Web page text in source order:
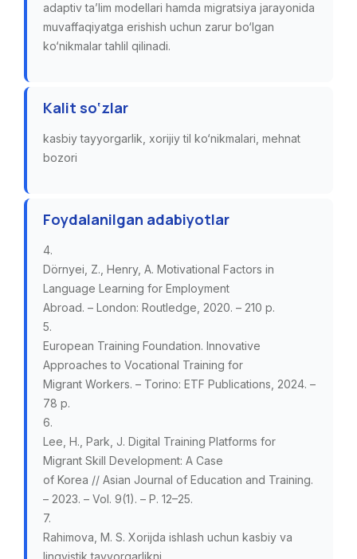
adaptiv ta’lim modellari hamda migratsiya jarayonida
muvaffaqiyatga erishish uchun zarur bo‘lgan
ko‘nikmalar tahlil qilinadi.
Kalit so‘zlar
kasbiy tayyorgarlik, xorijiy til ko‘nikmalari, mehnat
bozori
Foydalanilgan adabiyotlar
4.
Dörnyei, Z., Henry, A. Motivational Factors in
Language Learning for Employment
Abroad. – London: Routledge, 2020. – 210 p.
5.
European Training Foundation. Innovative
Approaches to Vocational Training for
Migrant Workers. – Torino: ETF Publications, 2024. –
78 p.
6.
Lee, H., Park, J. Digital Training Platforms for
Migrant Skill Development: A Case
of Korea // Asian Journal of Education and Training.
– 2023. – Vol. 9(1). – P. 12–25.
7.
Rahimova, M. S. Xorijda ishlash uchun kasbiy va
lingvistik tayyorgarlikni